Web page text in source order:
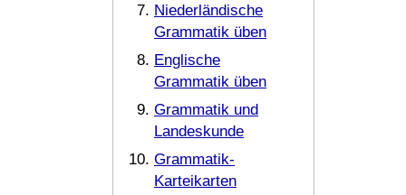
Niederländische
Grammatik üben
Englische
Grammatik üben
Grammatik und
Landeskunde
Grammatik-
Karteikarten